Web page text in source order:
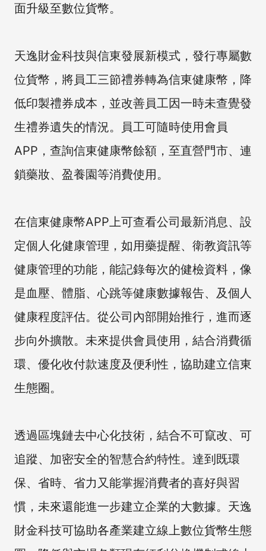
面升級至數位貨幣。
天逸財金科技與信東發展新模式，發行專屬數
位貨幣，將員工三節禮券轉為信東健康幣，降
低印製禮券成本，並改善員工因一時未查覺發
生禮券遺失的情況。員工可隨時使用會員
APP，查詢信東健康幣餘額，至直營門市、連
鎖藥妝、盈養園等消費使用。
在信東健康幣APP上可查看公司最新消息、設
定個人化健康管理，如用藥提醒、衛教資訊等
健康管理的功能，能記錄每次的健檢資料，像
是血壓、體脂、心跳等健康數據報告、及個人
健康程度評估。從公司內部開始推行，進而逐
步向外擴散。未來提供會員使用，結合消費循
環、優化收付款速度及便利性，協助建立信東
生態圈。
透過區塊鏈去中心化技術，結合不可竄改、可
追蹤、加密安全的智慧合約特性。達到既環
保、省時、省力又能掌握消費者的喜好與習
慣，未來還能進一步建立企業的大數據。天逸
財金科技可協助各產業建立線上數位貨幣生態